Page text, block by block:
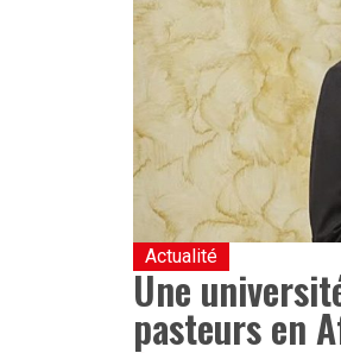
Actualité
Une
pasteurs en